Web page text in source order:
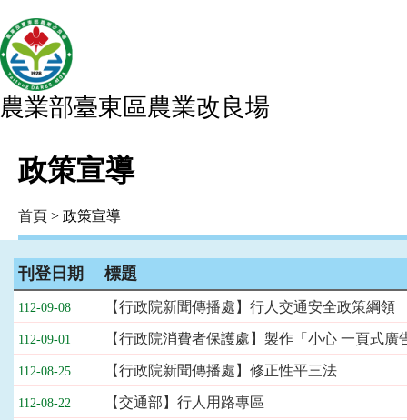
農業部臺東區農業改良場
政策宣導
首頁 > 政策宣導
宣
導
列
刊登日期 標題
112-09-08 【行政院新聞傳播處】行人交通安全政策綱領
112-09-01 【行政院消費者保護處】製作「小心 一頁式
112-08-25 【行政院新聞傳播處】修正性平三法
112-08-22 【交通部】行人用路專區